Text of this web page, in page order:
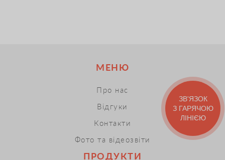
МЕНЮ
Про нас
Відгуки
Контакти
Фото та відеозвіти
ПРОДУКТИ
ЗВ'ЯЗОК
З ГАРЯЧОЮ
ЛІНІЄЮ